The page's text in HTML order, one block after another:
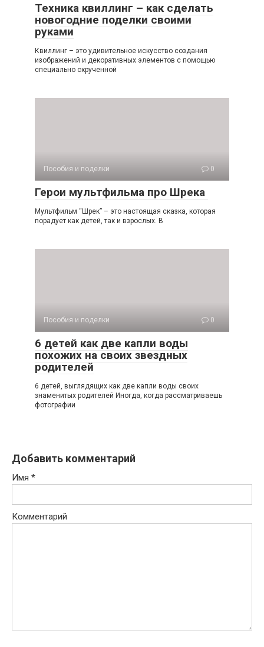
Техника квиллинг – как сделать
новогодние поделки своими
руками
Квиллинг – это удивительное искусство создания
изображений и декоративных элементов с помощью
специально скрученной
Пособия и поделки 0
Герои мультфильма про Шрека
Мультфильм “Шрек” – это настоящая сказка, которая
порадует как детей, так и взрослых. В
Пособия и поделки 0
6 детей как две капли воды
похожих на своих звездных
родителей
6 детей, выглядящих как две капли воды своих
знаменитых родителей Иногда, когда рассматриваешь
фотографии
Добавить комментарий
Имя *
Комментарий